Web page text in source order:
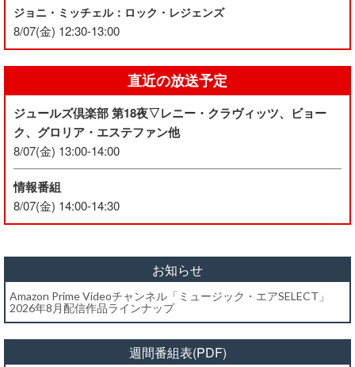
ジョニ・ミッチェル：ロック・レジェンズ
8/07(金) 12:30-13:00
直近の放送予定
ジュールズ倶楽部 第18夜▽レニー・クラヴィッツ、ビョー
ク、グロリア・エステファン他
8/07(金) 13:00-14:00
情報番組
8/07(金) 14:00-14:30
お知らせ
Amazon Prime Videoチャンネル「ミュージック・エアSELECT」
2026年8月配信作品ラインナップ
週間番組表(PDF)